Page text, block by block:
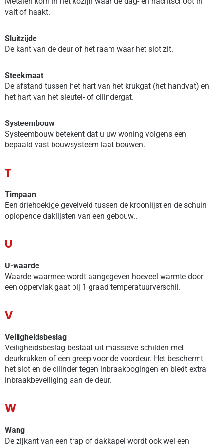
valt of haakt.
Sluitzijde
De kant van de deur of het raam waar het slot zit.
Steekmaat
De afstand tussen het hart van het krukgat (het handvat) en
het hart van het sleutel- of cilindergat.
Systeembouw
Systeembouw betekent dat u uw woning volgens een
bepaald vast bouwsysteem laat bouwen.
T
Timpaan
Een driehoekige gevelveld tussen de kroonlijst en de schuin
oplopende daklijsten van een gebouw..
U
U-waarde
Waarde waarmee wordt aangegeven hoeveel warmte door
een oppervlak gaat bij 1 graad temperatuurverschil.
V
Veiligheidsbeslag
Veiligheidsbeslag bestaat uit massieve schilden met
deurkrukken of een greep voor de voordeur. Het beschermt
het slot en de cilinder tegen inbraakpogingen en biedt extra
inbraakbeveiliging aan de deur.
W
Wang
De zijkant van een trap of dakkapel wordt ook wel een